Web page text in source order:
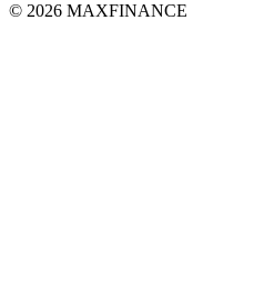
© 2026 MAXFINANCE